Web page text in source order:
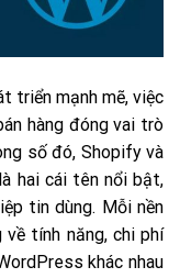
triển mạnh mẽ, việc
hàng đóng vai trò
số đó, Shopify và
hai cái tên nổi bật,
tin dùng. Mỗi nền
tính năng, chi phí
khác nhau